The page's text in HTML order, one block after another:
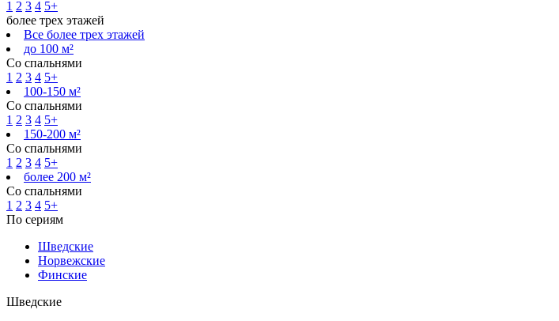
1 2 3 4 5+
более трех этажей
Все более трех этажей
до 100 м²
Со спальнями
1 2 3 4 5+
100-150 м²
Со спальнями
1 2 3 4 5+
150-200 м²
Со спальнями
1 2 3 4 5+
более 200 м²
Со спальнями
1 2 3 4 5+
По сериям
Шведские
Норвежские
Финские
Шведские